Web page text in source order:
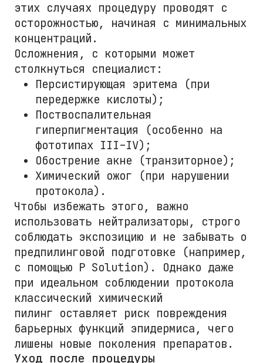
этих случаях процедуру проводят с
осторожностью, начиная с минимальных
концентраций.
Осложнения, с которыми может
столкнуться специалист:
Персистирующая эритема (при
передержке кислоты);
Поствоспалительная
гиперпигментация (особенно на
фототипах III–IV);
Обострение акне (транзиторное);
Химический ожог (при нарушении
протокола).
Чтобы избежать этого, важно
использовать нейтрализаторы, строго
соблюдать экспозицию и не забывать о
предпилинговой подготовке (например,
с помощью P Solution). Однако даже
при идеальном соблюдении протокола
классический химический
пилинг оставляет риск повреждения
барьерных функций эпидермиса, чего
лишены новые поколения препаратов.
Уход после процедуры